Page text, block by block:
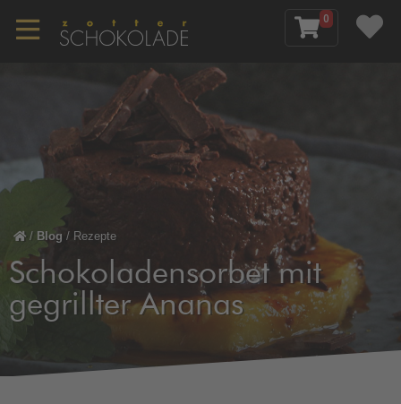
0
/ Blog / Rezepte
Schokoladensorbet mit
gegrillter Ananas